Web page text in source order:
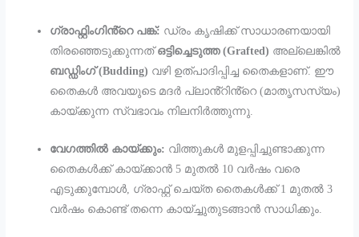
ഗ്രാഫ്റ്റിംഗിൻ്റെ പങ്ക്: ഡ്രം കൃഷിക്ക് സാധാരണയായി
തിരഞ്ഞെടുക്കുന്നത്ഒട്ടിച്ചെടുത്ത (Grafted) അല്ലെങ്കിൽ
ബഡ്ഡിംഗ് (Budding) വഴി ഉത്പാദിപ്പിച്ച തൈകളാണ്. ഈ
തൈകൾ അവയുടെ മദർ പ്ലാൻ്റിൻ്റെ (മാതൃസസ്യം)
കായ്ക്കുന്ന സ്വഭാവം നിലനിർത്തുന്നു.
വേഗത്തിൽ കായ്ക്കും: വിത്തുകൾ മുളപ്പിച്ചുണ്ടാക്കുന്ന
തൈകൾക്ക് കായ്ക്കാൻ 5 മുതൽ 10 വർഷം വരെ
എടുക്കുമ്പോൾ, ഗ്രാഫ്റ്റ് ചെയ്ത തൈകൾക്ക് 1 മുതൽ 3
വർഷം കൊണ്ട് തന്നെ കായ്ച്ചുതുടങ്ങാൻ സാധിക്കും.